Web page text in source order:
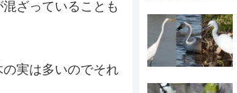
ざっていることも
実は多いのでそれ